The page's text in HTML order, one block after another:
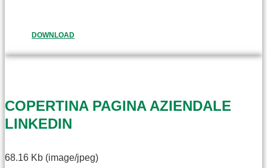
DOWNLOAD
COPERTINA PAGINA AZIENDALE
LINKEDIN
68.16 Kb (image/jpeg)